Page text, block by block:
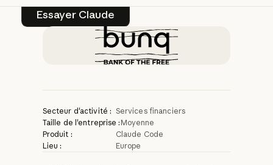
Essayer Claude
Essayer Claude
Secteur d'activité : Services financiers
Taille de l'entreprise : Moyenne
Produit :
Claude Code
Lieu :
Europe